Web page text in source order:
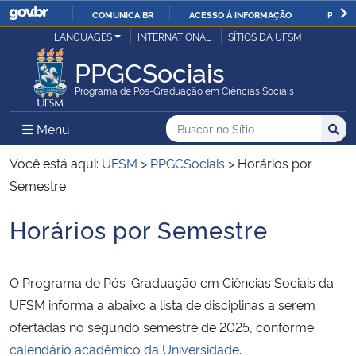
IR
O
COMUNICA BR ACESSO À INFORMAÇÃO
Ministério da Justiça e Segurança Pública
Ministério da Defesa
Ministério das Relações Exteriores
Ministério da Infraestrutura
Ministério da Agricultura, Pecuária e Abastecimento
Ministério da Educação
LANGUAGES INTERNATIONAL SÍTIOS DA UFSM
PPGCSociais
Programa de Pós-Graduação em Ciências Sociais
Menu Menu Principal do Sítio
Busca
Buscar no no Sítio
Busca:
Você está aqui: UFSM > PPGCSociais > Horários por
Semestre
Início do conteúdo
Horários por Semestre
O Programa de Pós-Graduação em Ciências Sociais da
UFSM informa a abaixo a lista de disciplinas a serem
ofertadas no segundo semestre de 2025, conforme
calendário acadêmico da Universidade.